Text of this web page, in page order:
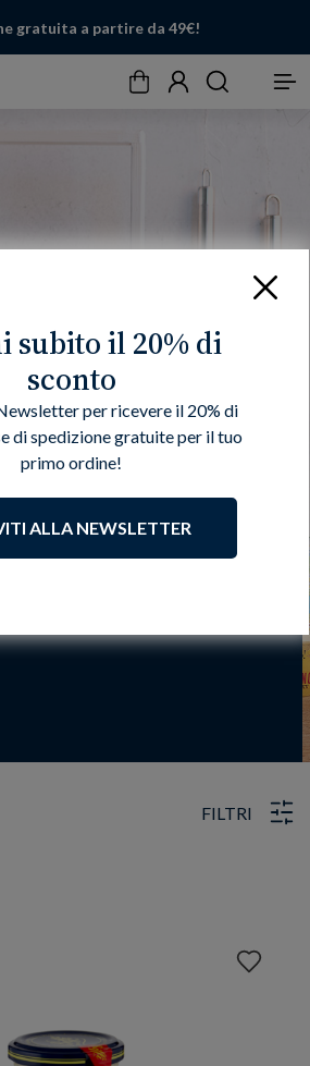
gratuita a partire da 49€!
CarrelloAccountCerca Menu
FILTRI
Aggiungi
Chiudi
subito il 20% di
sconto
per ricevere il 20% di
di spedizione gratuite per il tuo
primo ordine!
ALLA NEWSLETTER